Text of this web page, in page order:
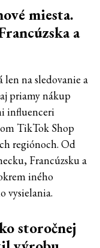
miesta.
a
len na sledovanie a
priamy nákup
influenceri
TikTok Shop
regiónoch. Od
Francúzsku a
iného
vysielania.
storočnej